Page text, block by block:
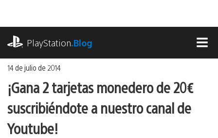
contenido
PlayStation.Blog
14 de julio de 2014
¡Gana 2 tarjetas monedero de 20€
suscribiéndote a nuestro canal de
Youtube!